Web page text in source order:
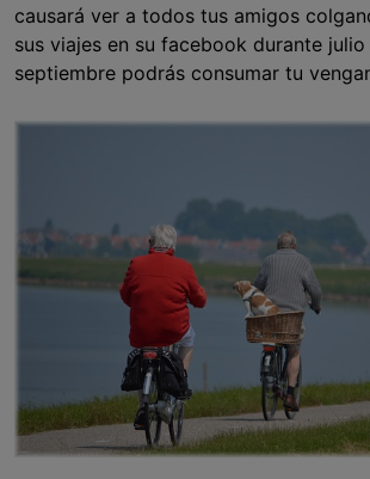
causará ver a todos tus amigos
sus viajes en su facebook durante
septiembre podrás consumar tu